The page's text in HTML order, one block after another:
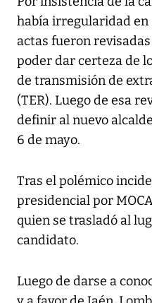
había irregularidad en
actas fueron
poder dar certeza de
de transmisión de
(TER). Luego de esa
definir al nuevo
6 de mayo.
Tras el polémico
presidencial por
quien se trasladó al
candidato.
Luego de darse a